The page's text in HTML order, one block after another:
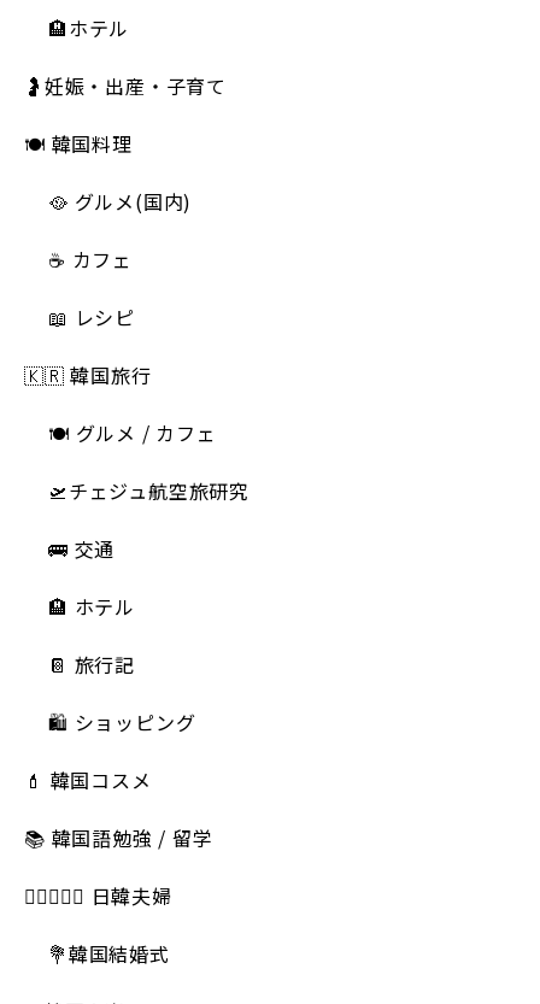
🏨ホテル
🤰妊娠・出産・子育て
🍽 韓国料理
🥘 グルメ(国内)
☕️ カフェ
📖 レシピ
🇰🇷 韓国旅行
🍽 グルメ / カフェ
🛫チェジュ航空旅研究
🚌 交通
🏨 ホテル
📔 旅行記
🛍️ ショッピング
💄 韓国コスメ
📚 韓国語勉強 / 留学
👩🏻‍❤️‍👨🏻 日韓夫婦
💐韓国結婚式